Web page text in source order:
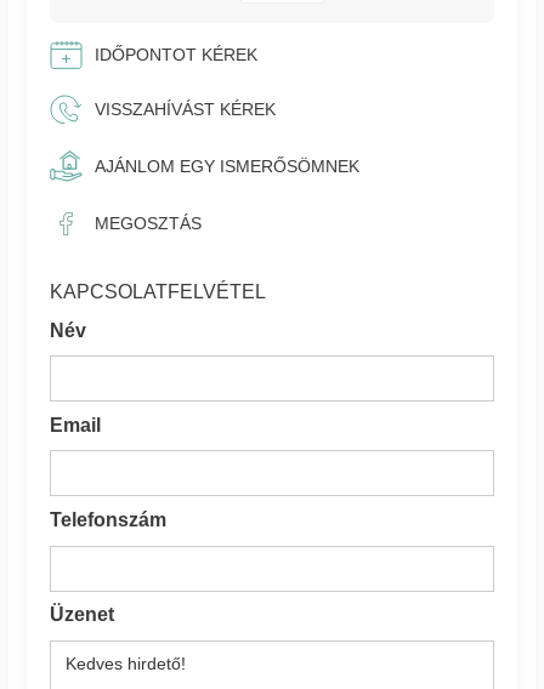
IDŐPONTOT KÉREK
VISSZAHÍVÁST KÉREK
AJÁNLOM EGY ISMERŐSÖMNEK
MEGOSZTÁS
KAPCSOLATFELVÉTEL
Név
Email
Telefonszám
Üzenet